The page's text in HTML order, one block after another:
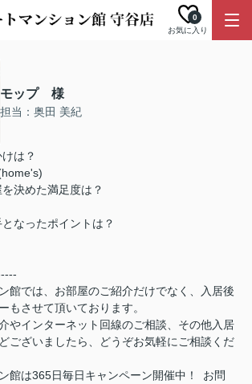
お気に入り
0
モップ 様
担当：奥田 美紀
は？
決めた満足度は？
なったポイントは？
館では、お部屋のご紹介だけでなく、入居後
もさせて頂いております。
やインターネット回線のご相談、その他入居
ございましたら、どうぞお気軽にご相談くだ
館は365日毎日キャンペーン開催中！ お問